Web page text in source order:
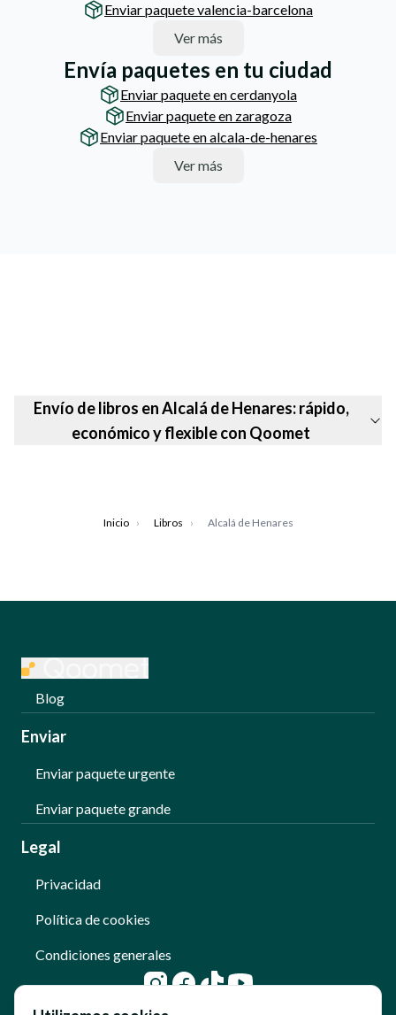
Enviar paquete valencia-barcelona
Ver más
Envía paquetes en tu ciudad
Enviar paquete en cerdanyola
Enviar paquete en zaragoza
Enviar paquete en alcala-de-henares
Ver más
Envío de libros en Alcalá de Henares: rápido,
económico y flexible con Qoomet
Inicio › Libros › Alcalá de Henares
Blog
Enviar
Enviar paquete urgente
Enviar paquete grande
Legal
Privacidad
Política de cookies
Condiciones generales